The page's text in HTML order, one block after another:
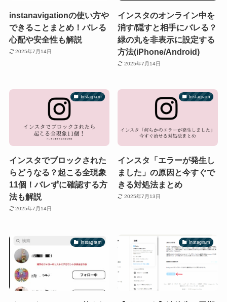
instanavigationの使い方や
できることまとめ！バレる
心配や安全性も解説
2025年7月14日
インスタのオンライン中を
消す/隠すと相手にバレる？
緑の丸を非表示に設定する
方法(iPhone/Android)
2025年7月14日
Instagram
インスタでブロックされた
らどうなる？起こる全現象
11個！バレずに確認する方
法も解説
2025年7月14日
Instagram
インスタ「エラーが発生し
ました」の原因と今すぐで
きる対処法まとめ
2025年7月13日
Instagram Instagram